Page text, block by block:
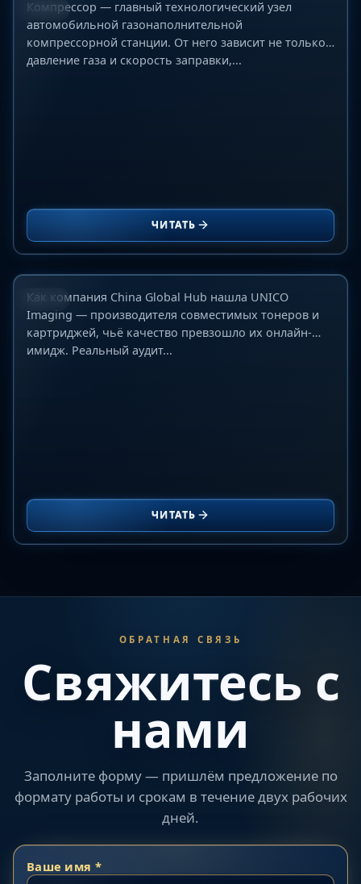
БЛОГ
Компрессор — главный технологический узел
автомобильной газонаполнительной
компрессорной станции. От него зависит не только
давление газа и скорость заправки,...
ЧИТАТЬ
БЛОГ
Как мы нашли UNICO Imaging: аудит,
изменивший наш взгляд на рынок
совместимых картриджей в Китае
10 июня 2026 г.
Как компания China Global Hub нашла UNICO
Imaging — производителя совместимых тонеров и
картриджей, чьё качество превзошло их онлайн-
имидж. Реальный аудит...
ЧИТАТЬ
ОБРАТНАЯ СВЯЗЬ
Свяжитесь с
нами
Заполните форму — пришлём предложение по
формату работы и срокам в течение двух рабочих
дней.
Ваше имя *